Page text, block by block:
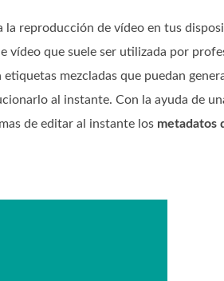
la reproducción de vídeo en tus
vídeo que suele ser utilizada por
mezcladas que puedan
al instante. Con la ayuda de
de editar al instante los metadatos